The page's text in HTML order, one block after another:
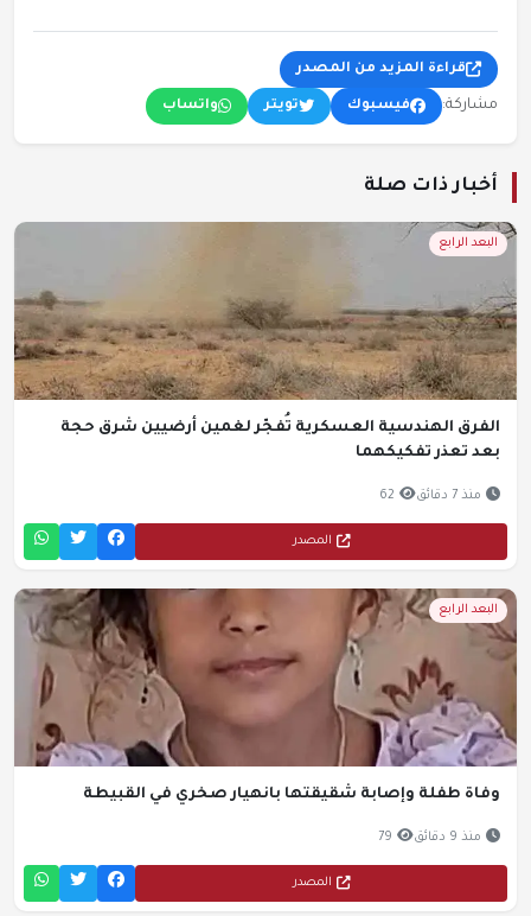
قراءة المزيد من المصدر
مشاركة: فيسبوك تويتر واتساب
أخبار ذات صلة
البعد الرابع
الفرق الهندسية العسكرية تُفجّر لغمين أرضيين شرق حجة
بعد تعذر تفكيكهما
منذ 7 دقائق 62
المصدر
البعد الرابع
وفاة طفلة وإصابة شقيقتها بانهيار صخري في القبيطة
منذ 9 دقائق 79
المصدر